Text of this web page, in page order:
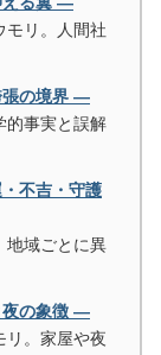
モリ。人間社
張の境界 ―
的事実と誤解
不吉・守護
地域ごとに異
夜の象徴 ―
リ。家屋や夜